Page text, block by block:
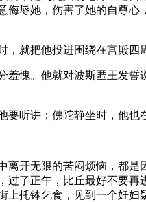
侮辱她，伤害了她的自尊心
就把他投进围绕在宫殿四
愧。他就对波斯匿王发誓
听讲；佛陀静坐时，他也
开无限的苦闷烦恼，都是
过了正午，比丘最好不要再
上托钵乞食，见到一个妊妇